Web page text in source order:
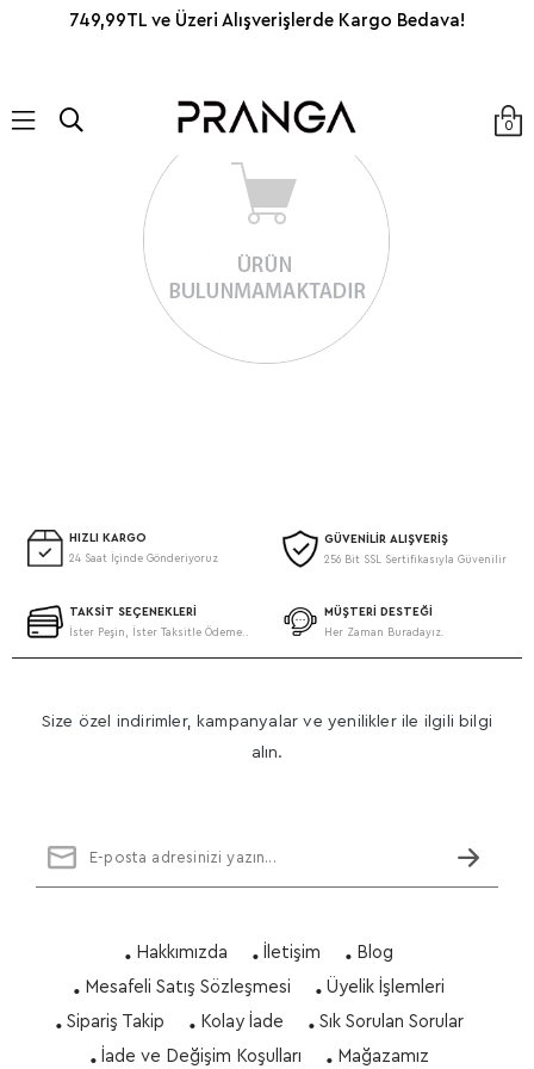
749,99TL ve Üzeri Alışverişlerde Kargo Bedava!
0
HIZLI KARGO
24 Saat İçinde Gönderiyoruz
GÜVENİLİR ALIŞVERİŞ
256 Bit SSL Sertifikasıyla Güvenilir
TAKSİT SEÇENEKLERİ
İster Peşin, İster Taksitle Ödeme..
MÜŞTERİ DESTEĞİ
Her Zaman Buradayız.
Size özel indirimler, kampanyalar ve yenilikler ile ilgili bilgi
alın.
Hakkımızda İletişim
Blog
Mesafeli Satış Sözleşmesi
Üyelik İşlemleri
Sipariş Takip
Kolay İade
Sık Sorulan Sorular
İade ve Değişim Koşulları
Mağazamız